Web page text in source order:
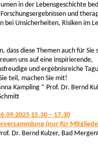
in der Lebensgeschichte
Forschungsergebnissen und
bei Unsicherheiten, Risiken im
dass diese Themen auch für Sie
uns auf eine inspirierende,
und ergebnisreiche
teil, machen Sie mit!
Kampling * Prof. Dr. Bernd
15.30 – 17.30
(nur für
Dr. Bernd Kulzer, Bad